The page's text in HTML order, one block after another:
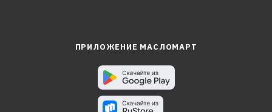
ПРИЛОЖЕНИЕ МАСЛОМАРТ